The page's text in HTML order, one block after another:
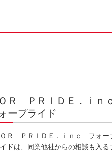
Ｒ ＰＲＩＤＥ．ｉｎ
ープライド
Ｒ ＰＲＩＤＥ．ｉｎｃ フォー
ドは、同業他社からの相談も入る